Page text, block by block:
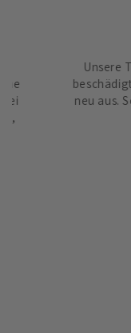
Unsere
beschädigt.
neu aus. Sehr